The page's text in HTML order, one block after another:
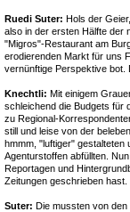
Ruedi Suter: Hols der
also in der ersten Hälfte der
"Migros"-Restaurant am
erodierenden Markt für uns
vernünftige Perspektive bot.
Knechtli: Mit einigem
schleichend die Budgets für
zu Regional-
still und leise von der
hmmm, "luftiger" gestalteten
Agenturstoffen abfüllten.
Reportagen und
Zeitungen geschrieben hast.
Suter: Die mussten von den